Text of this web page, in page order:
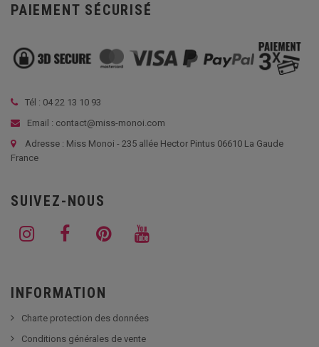
PAIEMENT SÉCURISÉ
Tél : 04 22 13 10 93
Email : contact@miss-monoi.com
Adresse : Miss Monoi - 235 allée Hector Pintus 06610 La Gaude
France
SUIVEZ-NOUS
INFORMATION
Charte protection des données
Conditions générales de vente